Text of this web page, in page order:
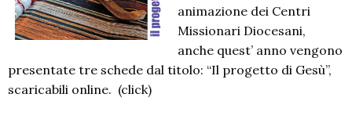
animazione dei Centri
Missionari Diocesani,
anche quest’ anno vengono
presentate tre schede dal titolo: “Il progetto di Gesù”,
scaricabili online. (click)